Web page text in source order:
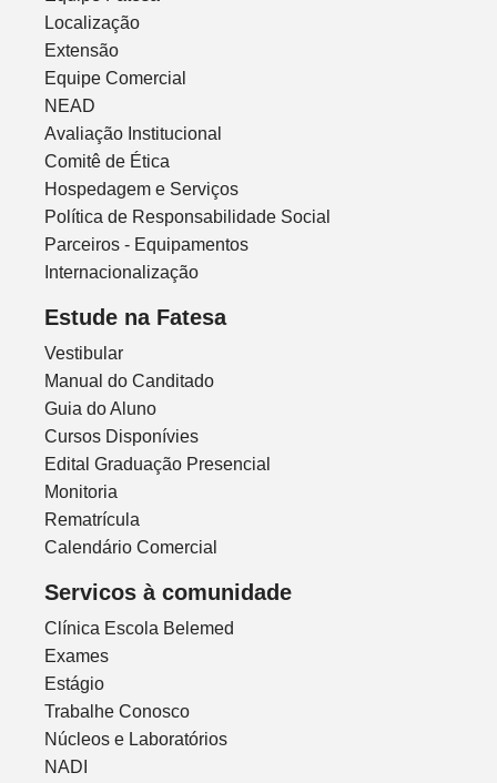
Localização
Extensão
Equipe Comercial
NEAD
Avaliação Institucional
Comitê de Ética
Hospedagem e Serviços
Política de Responsabilidade Social
Parceiros - Equipamentos
Internacionalização
Estude na Fatesa
Vestibular
Manual do Canditado
Guia do Aluno
Cursos Disponívies
Edital Graduação Presencial
Monitoria
Rematrícula
Calendário Comercial
Servicos à comunidade
Clínica Escola Belemed
Exames
Estágio
Trabalhe Conosco
Núcleos e Laboratórios
NADI